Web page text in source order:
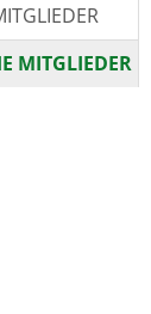
MITGLIEDER